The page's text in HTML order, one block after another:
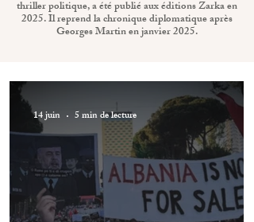
thriller politique, a été publié aux éditions Zarka en
2025. Il reprend la chronique diplomatique après
Georges Martin en janvier 2025.
14 juin 5 min de lecture